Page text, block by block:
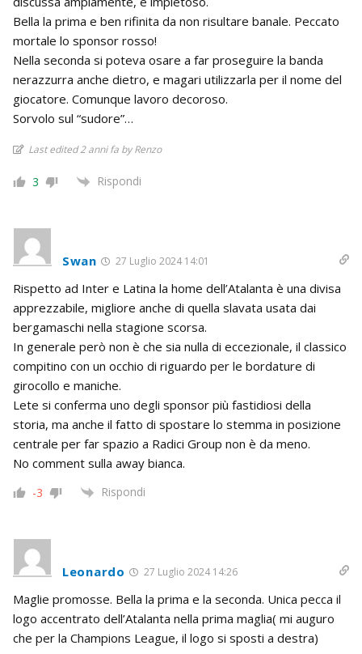
Bella la prima e ben rifinita da non risultare banale. Peccato
mortale lo sponsor rosso!
Nella seconda si poteva osare a far proseguire la banda
nerazzurra anche dietro, e magari utilizzarla per il nome del
giocatore. Comunque lavoro decoroso.
Sorvolo sul “sudore”…
Last edited 2 anni fa by Renzo
3 Rispondi
Swan 27 Luglio 2024 14:01
Rispetto ad Inter e Latina la home dell’Atalanta è una divisa
apprezzabile, migliore anche di quella slavata usata dai
bergamaschi nella stagione scorsa.
In generale però non è che sia nulla di eccezionale, il classico
compitino con un occhio di riguardo per le bordature di
girocollo e maniche.
Lete si conferma uno degli sponsor più fastidiosi della
storia, ma anche il fatto di spostare lo stemma in posizione
centrale per far spazio a Radici Group non è da meno.
No comment sulla away bianca.
-3 Rispondi
Leonardo 27 Luglio 2024 14:26
Maglie promosse. Bella la prima e la seconda. Unica pecca il
logo accentrato dell’Atalanta nella prima maglia( mi auguro
che per la Champions League, il logo si sposti a destra)